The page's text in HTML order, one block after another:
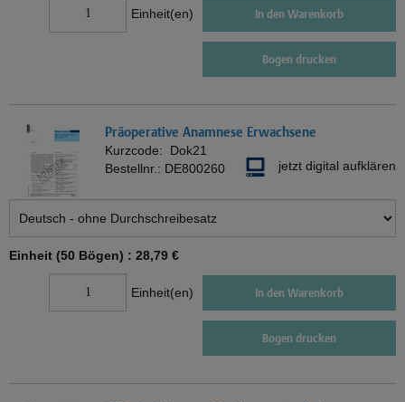
Einheit(en) In den Warenkorb
Bogen drucken
Präoperative Anamnese Erwachsene
Kurzcode: Dok21
Bestellnr.: DE800260 jetzt digital aufklären
Einheit (50 Bögen) : 28,79 €
Einheit(en) In den Warenkorb
Bogen drucken